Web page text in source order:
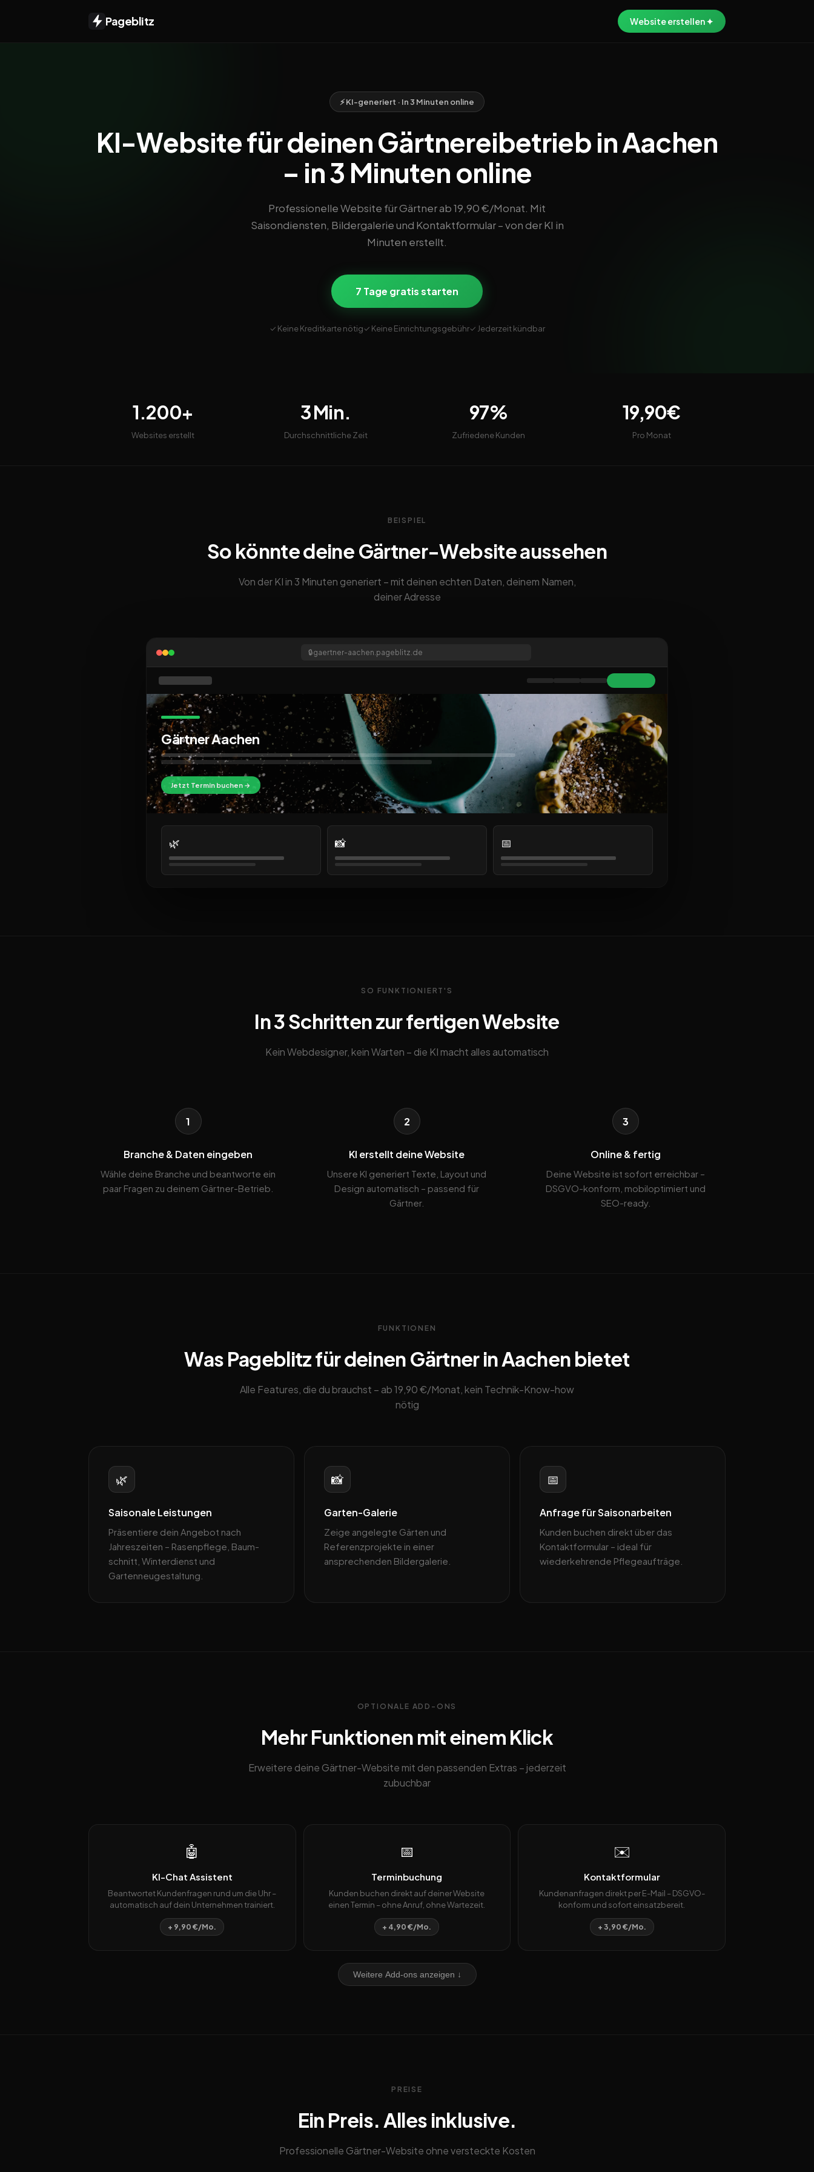
Pageblitz Website erstellen ✦
⚡ KI-generiert · In 3 Minuten online
KI-Website für deinen Gärtnereibetrieb in Aachen
– in 3 Minuten online
Professionelle Website für Gärtner ab 19,90 €/Monat. Mit
Saisondiensten, Bildergalerie und Kontaktformular – von der KI in
Minuten erstellt.
7 Tage gratis starten
✓ Keine Kreditkarte nötig✓ Keine Einrichtungsgebühr✓ Jederzeit kündbar
1.200+
Websites erstellt
3 Min.
Durchschnittliche Zeit
97%
Zufriedene Kunden
19,90€
Pro Monat
BEISPIEL
So könnte deine Gärtner-Website aussehen
Von der KI in 3 Minuten generiert – mit deinen echten Daten, deinem Namen,
deiner Adresse
🔒gaertner-aachen.pageblitz.de
Gärtner Aachen
Jetzt Termin buchen →
🌿 📸 📅
SO FUNKTIONIERT'S
In 3 Schritten zur fertigen Website
Kein Webdesigner, kein Warten – die KI macht alles automatisch
1
Branche & Daten eingeben
Wähle deine Branche und beantworte ein
paar Fragen zu deinem Gärtner-Betrieb.
2
KI erstellt deine Website
Unsere KI generiert Texte, Layout und
Design automatisch – passend für
Gärtner.
3
Online & fertig
Deine Website ist sofort erreichbar –
DSGVO-konform, mobiloptimiert und
SEO-ready.
FUNKTIONEN
Was Pageblitz für deinen Gärtner in Aachen bietet
Alle Features, die du brauchst – ab 19,90 €/Monat, kein Technik-Know-how
nötig
🌿
Saisonale Leistungen
Präsentiere dein Angebot nach
Jahreszeiten – Rasenpflege, Baum­
schnitt, Winterdienst und
Gartenneugestaltung.
📸
Garten-Galerie
Zeige angelegte Gärten und
Referenzprojekte in einer
ansprechenden Bildergalerie.
📅
Anfrage für Saisonarbeiten
Kunden buchen direkt über das
Kontaktformular – ideal für
wiederkehrende Pflege­aufträge.
OPTIONALE ADD-ONS
Mehr Funktionen mit einem Klick
Erweitere deine Gärtner-Website mit den passenden Extras – jederzeit
zubuchbar
🤖
KI-Chat Assistent
Beantwortet Kundenfragen rund um die Uhr –
automatisch auf dein Unternehmen trainiert.
+ 9,90 €/Mo.
📅
Terminbuchung
Kunden buchen direkt auf deiner Website
einen Termin – ohne Anruf, ohne Wartezeit.
+ 4,90 €/Mo.
✉️
Kontaktformular
Kundenanfragen direkt per E-Mail – DSGVO-
konform und sofort einsatzbereit.
+ 3,90 €/Mo.
Weitere Add-ons anzeigen ↓
PREISE
Ein Preis. Alles inklusive.
Professionelle Gärtner-Website ohne versteckte Kosten